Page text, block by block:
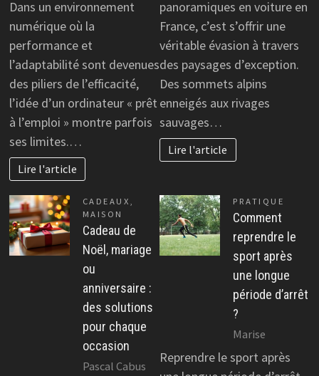
Dans un environnement
numérique où la
performance et
l’adaptabilité sont devenues
des piliers de l’efficacité,
l’idée d’un ordinateur « prêt
à l’emploi » montre parfois
ses limites.…
Lire l'article
panoramiques en voiture en
France, c’est s’offrir une
véritable évasion à travers
des paysages d’exception.
Des sommets alpins
enneigés aux rivages
sauvages…
Lire l'article
CADEAUX
MAISON
Cadeau de
Noël, mariage
ou
anniversaire :
des solutions
pour chaque
occasion
Pascal Cabus
PRATIQUE
Comment
reprendre le
sport après
une longue
période d’arrêt
?
Marise
Reprendre le sport après